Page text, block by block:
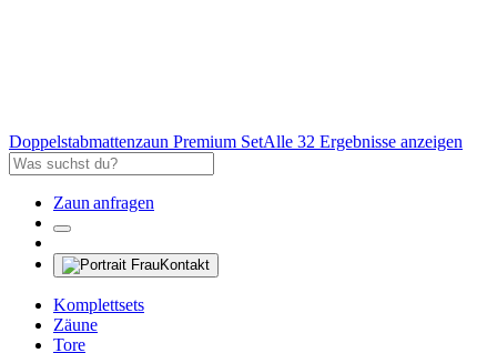
Doppelstabmattenzaun Premium SetAlle 32 Ergebnisse anzeigen
Zaun anfragen
Kontakt
Komplettsets
Zäune
Tore